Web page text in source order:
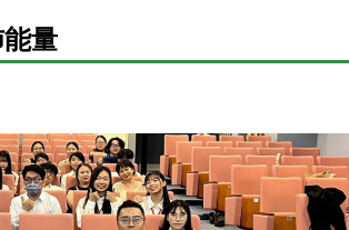
量